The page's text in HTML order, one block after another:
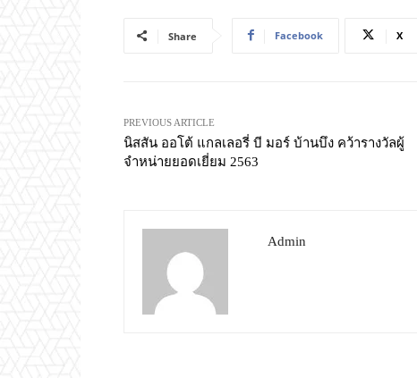
Share Facebook X
PREVIOUS ARTICLE
นิสสัน ออโต้ แกลเลอรี่ บี มอร์ บ้านบึง คว้ารางวัลผู้
จำหน่ายยอดเยี่ยม 2563
Admin